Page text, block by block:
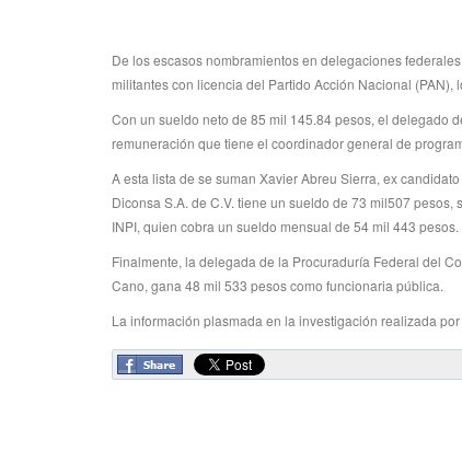
De los escasos nombramientos en delegaciones
militantes con licencia del Partido Acción Nacional
Con un sueldo neto de 85 mil 145.84 pesos, el delegado
remuneración que tiene el coordinador general de
A esta lista de se suman Xavier Abreu Sierra, ex
Diconsa S.A. de C.V. tiene un sueldo de 73 mil507
INPI, quien cobra un sueldo mensual de 54 mil 443 pesos.
Finalmente, la delegada de la Procuraduría Federal del
Cano, gana 48 mil 533 pesos como funcionaria pública.
La información plasmada en la investigación realizada